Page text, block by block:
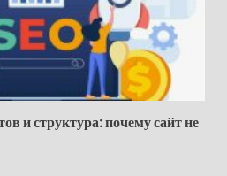
и структура: почему сайт не